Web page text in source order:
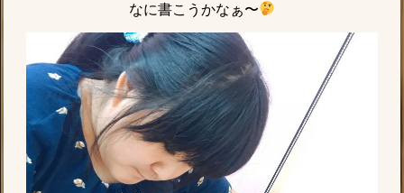
なに書こうかなぁ〜